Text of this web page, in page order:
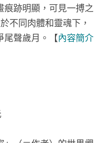
痕跡明顯，可見一搏之
不同肉體和靈魂下，
尾聲歲月。【內容簡介